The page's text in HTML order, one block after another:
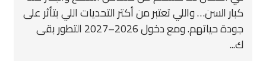
كبار السن… واللي تعتبر من أكتر التحديات اللي بتأثر على
جودة حياتهم. ومع دخول 2026–2027 التطور بقى
ك...